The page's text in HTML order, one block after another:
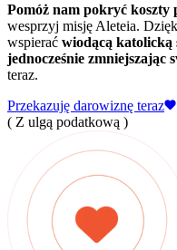
Pomóż nam pokryć
wesprzyj misję Aleteia.
wspierać wiodącą katolicką
jednocześnie zmniejszając
teraz.
Przekazuję darowiznę teraz
( Z ulgą podatkową )